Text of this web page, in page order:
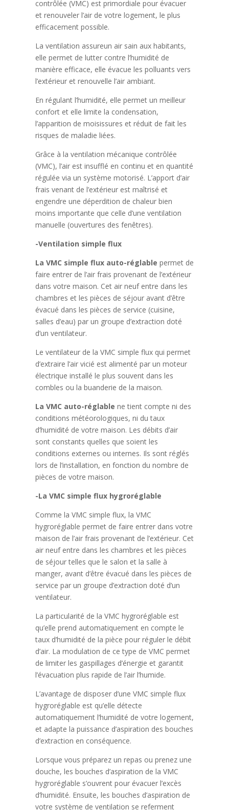
contrôlée (VMC) est primordiale pour évacuer
et renouveler l’air de votre logement, le plus
efficacement possible.
La ventilation assureun air sain aux habitants,
elle permet de lutter contre l’humidité de
manière efficace, elle évacue les polluants vers
l’extérieur et renouvelle l’air ambiant.
En régulant l’humidité, elle permet un meilleur
confort et elle limite la condensation,
l’apparition de moisissures et réduit de fait les
risques de maladie liées.
Grâce à la ventilation mécanique contrôlée
(VMC), l’air est insufflé en continu et en quantité
régulée via un système motorisé. L’apport d’air
frais venant de l’extérieur est maîtrisé et
engendre une déperdition de chaleur bien
moins importante que celle d’une ventilation
manuelle (ouvertures des fenêtres).
-Ventilation simple flux
La VMC simple flux auto-réglable permet de
faire entrer de l’air frais provenant de l’extérieur
dans votre maison. Cet air neuf entre dans les
chambres et les pièces de séjour avant d’être
évacué dans les pièces de service (cuisine,
salles d’eau) par un groupe d’extraction doté
d’un ventilateur.
Le ventilateur de la VMC simple flux qui permet
d’extraire l’air vicié est alimenté par un moteur
électrique installé le plus souvent dans les
combles ou la buanderie de la maison.
La VMC auto-réglable ne tient compte ni des
conditions météorologiques, ni du taux
d’humidité de votre maison. Les débits d’air
sont constants quelles que soient les
conditions externes ou internes. Ils sont réglés
lors de l’installation, en fonction du nombre de
pièces de votre maison.
-La VMC simple flux hygroréglable
Comme la VMC simple flux, la VMC
hygroréglable permet de faire entrer dans votre
maison de l’air frais provenant de l’extérieur. Cet
air neuf entre dans les chambres et les pièces
de séjour telles que le salon et la salle à
manger, avant d’être évacué dans les pièces de
service par un groupe d’extraction doté d’un
ventilateur.
La particularité de la VMC hygroréglable est
qu’elle prend automatiquement en compte le
taux d’humidité de la pièce pour réguler le débit
d’air. La modulation de ce type de VMC permet
de limiter les gaspillages d’énergie et garantit
l’évacuation plus rapide de l’air l’humide.
L’avantage de disposer d’une VMC simple flux
hygroréglable est qu’elle détecte
automatiquement l’humidité de votre logement,
et adapte la puissance d’aspiration des bouches
d’extraction en conséquence.
Lorsque vous préparez un repas ou prenez une
douche, les bouches d’aspiration de la VMC
hygroréglable s’ouvrent pour évacuer l’excès
d’humidité. Ensuite, les bouches d’aspiration de
votre système de ventilation se referment